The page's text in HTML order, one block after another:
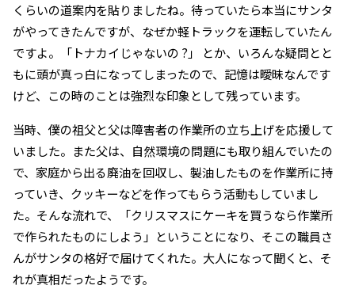
くらいの道案内を貼りましたね。待っていたら本当にサンタ
がやってきたんですが、なぜか軽トラックを運転していたん
ですよ。「トナカイじゃないの ?」 とか、いろんな疑問とと
もに頭が真っ白になってしまったので、記憶は曖昧なんです
けど、この時のことは強烈な印象として残っています。
当時、僕の祖父と父は障害者の作業所の立ち上げを応援して
いました。また父は、自然環境の問題にも取り組んでいたの
で、家庭から出る廃油を回収し、製油したものを作業所に持
っていき、クッキーなどを作ってもらう活動もしていまし
た。そんな流れで、「クリスマスにケーキを買うなら作業所
で作られたものにしよう」ということになり、そこの職員さ
んがサンタの格好で届けてくれた。大人になって聞くと、そ
れが真相だったようです。